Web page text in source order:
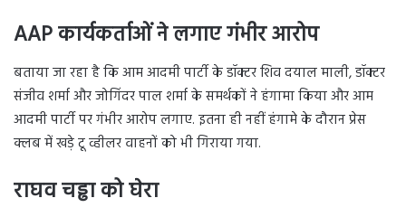
AAP कार्यकर्ताओं ने लगाए गंभीर आरोप
बताया जा रहा है कि आम आदमी पार्टी के डॉक्टर शिव दयाल माली, डॉक्टर
संजीव शर्मा और जोगिंदर पाल शर्मा के समर्थकों ने हंगामा किया और आम
आदमी पार्टी पर गंभीर आरोप लगाए. इतना ही नहीं हंगामे के दौरान प्रेस
क्लब में खड़े टू व्हीलर वाहनों को भी गिराया गया.
राघव चड्ढा को घेरा